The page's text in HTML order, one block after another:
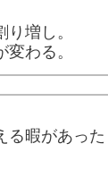
増し。
わる。
る暇があった